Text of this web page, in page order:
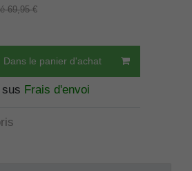
69,95 €
Dans le panier d'achat
Frais d'envoi